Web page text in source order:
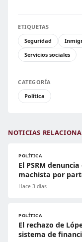
ETIQUETAS
Seguridad
Servicios sociales
CATEGORÍA
Política
NOTICIAS
POLÍTICA
El PSRM
machista por
Hace 3 días
POLÍTICA
El rechazo de
sistema de